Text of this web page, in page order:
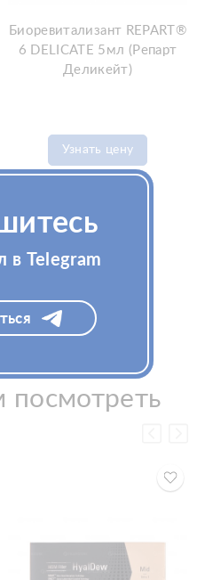
Биоревитализант REPART®
6 DELICATE 5мл (Репарт
Деликейт)
Узнать цену
посмотреть
в Telegram